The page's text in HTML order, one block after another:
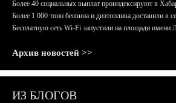
Более 40 социальных выплат проиндексируют в
Более 1 000 тонн бензина и дизтоплива доставили в
Бесплатную сеть Wi-Fi запустили на площади имени
Архив новостей >>
ИЗ БЛОГОВ